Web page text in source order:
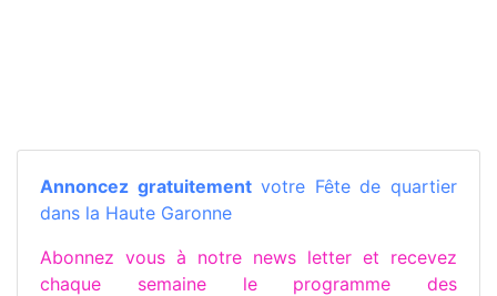
Annoncez gratuitementvotre Fête de quartier
dans la Haute Garonne
Abonnez vous à notre news letter et recevez
chaque semaine le programme des